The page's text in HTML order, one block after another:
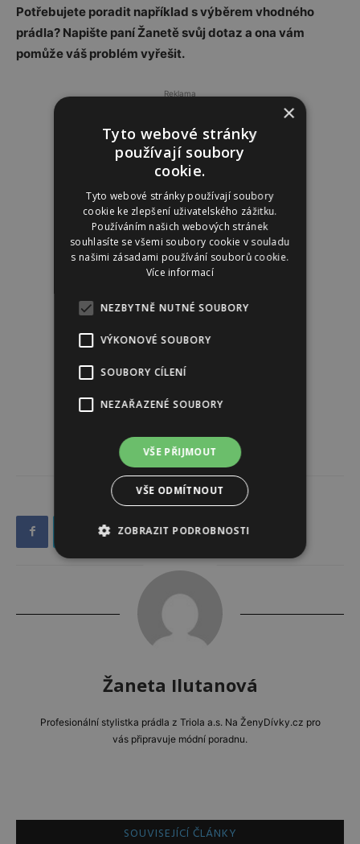
Potřebujete poradit například s výběrem vhodného
prádla? Napište paní Žanetě svůj dotaz a ona vám
pomůže váš problém vyřešit.
Reklama
Žaneta Ilutanová
Profesionální stylistka prádla z Triola a.s. Na ŽenyDívky.cz pro
vás připravuje módní poradnu.
SOUVISEJÍCÍ ČLÁNKY
×
Tyto webové stránky
používají soubory
cookie.
Tyto webové stránky používají soubory
cookie ke zlepšení uživatelského zážitku.
Používáním našich webových stránek
souhlasíte se všemi soubory cookie v souladu
s našimi zásadami používání souborů cookie.
Více informací
NEZBYTNĚ NUTNÉ SOUBORY
VÝKONOVÉ SOUBORY
SOUBORY CÍLENÍ
NEZAŘAZENÉ SOUBORY
VŠE PŘIJMOUT
VŠE ODMÍTNOUT
ZOBRAZIT PODROBNOSTI